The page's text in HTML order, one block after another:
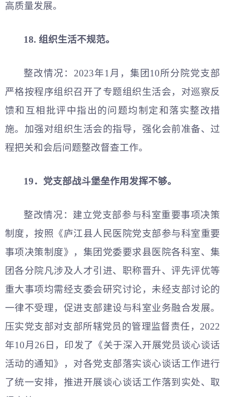
高质量发展。
18. 组织生活不规范。
整改情况：2023年1月，集团10所分院党支部
严格按程序组织召开了专题组织生活会，对巡察反
馈和互相批评中指出的问题均制定和落实整改措
施。加强对组织生活会的指导，强化会前准备、过
程把关和会后问题整改督查工作。
19．党支部战斗堡垒作用发挥不够。
整改情况：建立党支部参与科室重要事项决策
制度，按照《庐江县人民医院党支部参与科室重要
事项决策制度》，集团党委要求县医院各科室、集
团各分院凡涉及人才引进、职称晋升、评先评优等
重大事项均需经支委会研究讨论，未经支部讨论的
一律不受理，促进支部建设与科室业务融合发展。
压实党支部对支部所辖党员的管理监督责任，2022
年10月26日，印发了《关于深入开展党员谈心谈话
活动的通知》，对各党支部落实谈心谈话工作进行
了统一安排，推进开展谈心谈话工作落到实处、取